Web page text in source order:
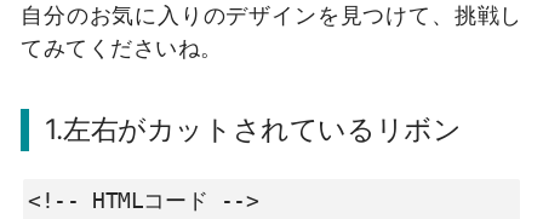
自分のお気に入りのデザインを見つけて、挑戦し
てみてくださいね。
1.左右がカットされているリボン
<!-- HTMLコード -->